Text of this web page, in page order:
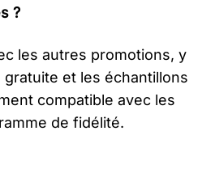
?
les autres promotions, y
gratuite et les échantillons
compatible avec les
de fidélité.​